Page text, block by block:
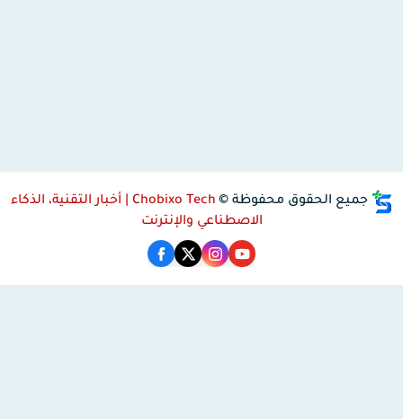
جميع الحقوق محفوظة ©
Chobixo Tech | أخبار التقنية، الذكاء
الاصطناعي والإنترنت